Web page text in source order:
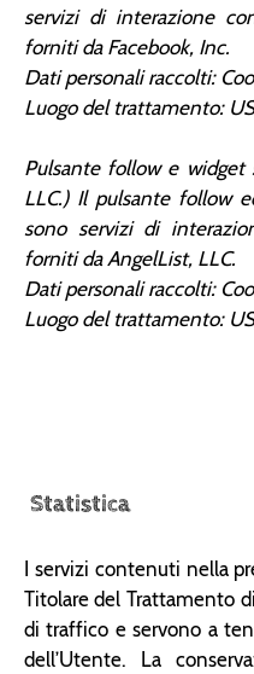
servizi di interazione
forniti da Facebook, Inc.
Dati personali raccolti:
Luogo del trattamento:
Pulsante follow e widget
LLC.) Il pulsante follow
sono servizi di
forniti da AngelList, LLC.
Dati personali raccolti:
Luogo del trattamento:
Statistica
I servizi contenuti nella
Titolare del Trattamento
di traffico e servono a
dell’Utente. La